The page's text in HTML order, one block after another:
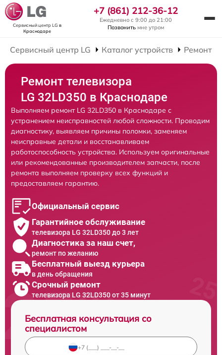
Сервисный центр LG в
Краснодаре
+7 (861) 212-36-12
Ежедневно с 9:00 до 21:00
Позвонить мне утром
Сервисный центр LG Каталог устройств Ремонт
Ремонт телевизора
LG 32LD350 в Краснодаре
Выполняем ремонт LG 32LD350 в Краснодаре с
устранением неисправностей любой сложности. Проводим
диагностику, выявляем причины поломки, заменяем
неисправные детали и восстанавливаем
работоспособность устройства. Используем оригинальные
или рекомендованные производителем запчасти, после
ремонта выполняем проверку всех функций и
предоставляем гарантию.
Официальный сервис
Гарантийное обслуживание
телевизора LG 32LD350 до 3 лет
Диагностика за наш счет,
ремонт по желанию
Бесплатный выезд курьера
в день обращения
Срочный ремонт
телевизора LG 32LD350 от 35 минут
Бесплатная консультация со
специалистом